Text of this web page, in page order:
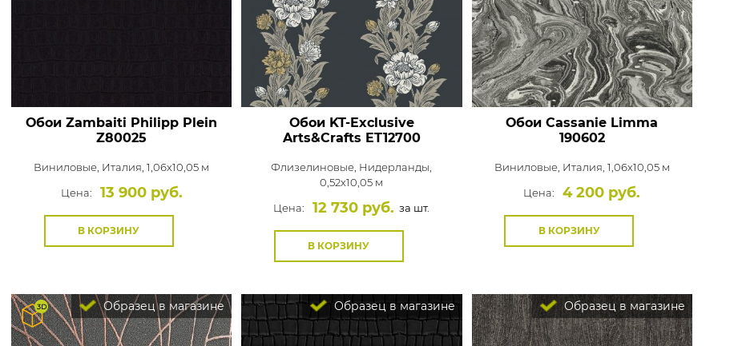
Обои Zambaiti Philipp Plein
Z80025
Виниловые, Италия, 1,06x10,05 м
Цена:
13 900 руб.
В КОРЗИНУ
Обои KT-Exclusive
Arts&Crafts ET12700
Флизелиновые, Нидерланды,
0,52x10,05 м
Цена:
12 730 руб. за шт.
В КОРЗИНУ
Обои Cassanie Limma
190602
Виниловые, Италия, 1,06x10,05 м
Цена:
4 200 руб.
В КОРЗИНУ
Образец в магазине Образец в магазине Образец в магазине